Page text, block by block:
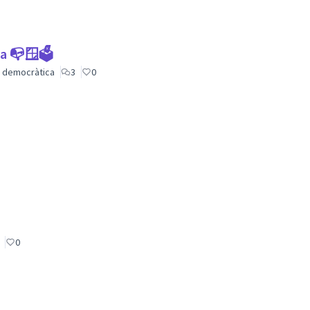
📭🪟🗳
democràtica 3 0
0